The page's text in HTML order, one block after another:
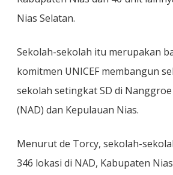
Nias Selatan.
Sekolah-sekolah itu merupakan
komitmen UNICEF membangun
sekolah setingkat SD di
(NAD) dan Kepulauan Nias.
Menurut de Torcy, sekolah-
346 lokasi di NAD, Kabupaten